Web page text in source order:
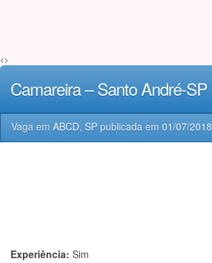
<>
Camareira – Santo André-SP
Vaga em ABCD, SP publicada em 01/07/2018
Experiência: Sim